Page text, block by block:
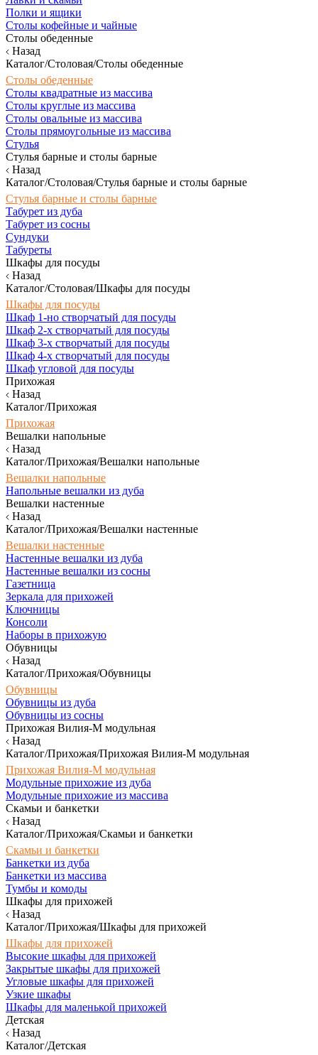
Полки и ящики
Столы кофейные и чайные
Столы обеденные
Назад
Каталог/Столовая/Столы обеденные
Столы обеденные
Столы квадратные из массива
Столы круглые из массива
Столы овальные из массива
Столы прямоугольные из массива
Стулья
Стулья барные и столы барные
Назад
Каталог/Столовая/Стулья барные и столы барные
Стулья барные и столы барные
Табурет из дуба
Табурет из сосны
Сундуки
Табуреты
Шкафы для посуды
Назад
Каталог/Столовая/Шкафы для посуды
Шкафы для посуды
Шкаф 1-но створчатый для посуды
Шкаф 2-х створчатый для посуды
Шкаф 3-х створчатый для посуды
Шкаф 4-х створчатый для посуды
Шкаф угловой для посуды
Прихожая
Назад
Каталог/Прихожая
Прихожая
Вешалки напольные
Назад
Каталог/Прихожая/Вешалки напольные
Вешалки напольные
Напольные вешалки из дуба
Вешалки настенные
Назад
Каталог/Прихожая/Вешалки настенные
Вешалки настенные
Настенные вешалки из дуба
Настенные вешалки из сосны
Газетница
Зеркала для прихожей
Ключницы
Консоли
Наборы в прихожую
Обувницы
Назад
Каталог/Прихожая/Обувницы
Обувницы
Обувницы из дуба
Обувницы из сосны
Прихожая Вилия-М модульная
Назад
Каталог/Прихожая/Прихожая Вилия-М модульная
Прихожая Вилия-М модульная
Модульные прихожие из дуба
Модульные прихожие из массива
Скамьи и банкетки
Назад
Каталог/Прихожая/Скамьи и банкетки
Скамьи и банкетки
Банкетки из дуба
Банкетки из массива
Тумбы и комоды
Шкафы для прихожей
Назад
Каталог/Прихожая/Шкафы для прихожей
Шкафы для прихожей
Высокие шкафы для прихожей
Закрытые шкафы для прихожей
Угловые шкафы для прихожей
Узкие шкафы
Шкафы для маленькой прихожей
Детская
Назад
Каталог/Детская